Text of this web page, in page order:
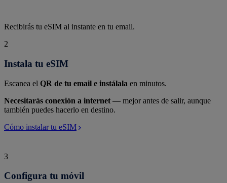
Recibirás tu eSIM al instante en tu email.
2
Instala tu eSIM
Escanea el QR de tu email e instálala en minutos.
Necesitarás conexión a internet — mejor antes de salir, aunque
también puedes hacerlo en destino.
Cómo instalar tu eSIM
3
Configura tu móvil